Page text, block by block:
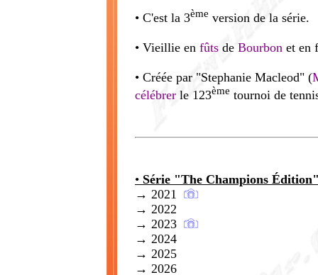
• C'est la 3ème version de la série.
• Vieillie en fûts de Bourbon et en
• Créée par "Stephanie Macleod" (
célébrer le 123ème tournoi de
• Série "The Champions
→ 2021
→ 2022
→ 2023
→ 2024
→ 2025
→ 2026